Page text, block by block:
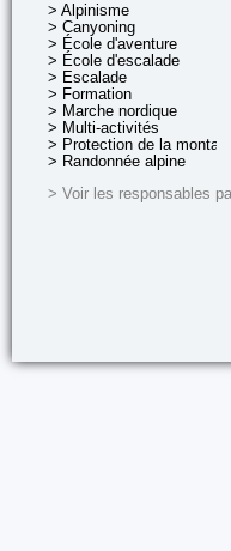
> Alpinisme
> Canyoning
> École d'aventure
> École d'escalade
> Escalade
> Formation
> Marche nordique
> Multi-activités
> Protection de la
> Randonnée alpine
> Voir les responsables